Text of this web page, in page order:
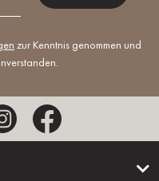
zur Kenntnis genommen und